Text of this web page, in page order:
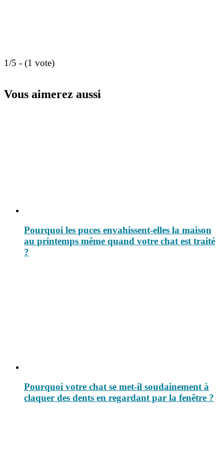
1/5 - (1 vote)
Vous aimerez aussi
Pourquoi les puces envahissent-elles la maison
au printemps même quand votre chat est traité
?
Pourquoi votre chat se met-il soudainement à
claquer des dents en regardant par la fenêtre ?